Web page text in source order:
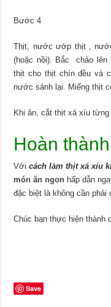
Bước 4
Thịt, nước ướp thịt ,
(hoặc nồi). Bắc chảo lên
thịt cho thịt chín đều và
nước sánh lại. Miếng thịt
Khi ăn, cắt thịt xá xíu từng
Hoàn thành
Vớicách làm thịt xá xíu
món ăn ngon hấp dẫn
đặc biệt là không cần phải
Chúc bạn thực hiện thành
Save